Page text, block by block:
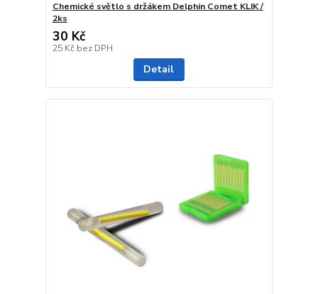
Chemické světlo s držákem Delphin Comet KLIK /
2ks
30 Kč
25 Kč bez DPH
Detail